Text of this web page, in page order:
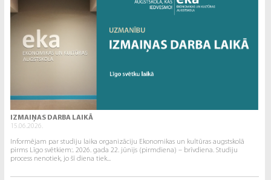
IZMAIŅAS DARBA LAIKĀ
15.06.2026.
Informējam par studiju laika organizāciju Ekonomikas un kultūras augstskolā
pirms Līgo svētkiem:. 2026. gada 22. jūnijs (pirmdiena) – brīvdiena. Studiju
process nenotiek, jo šī diena tiek...